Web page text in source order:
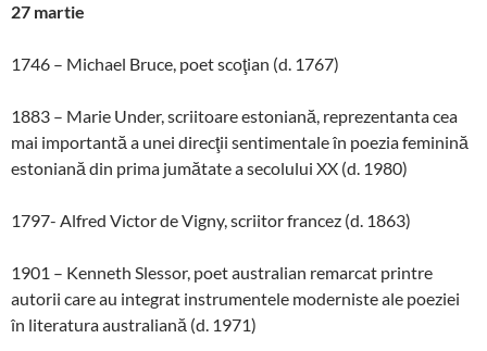
27 martie
1746 – Michael Bruce, poet scoţian (d. 1767)
1883 – Marie Under, scriitoare estoniană, reprezentanta cea
mai importantă a unei direcţii sentimentale în poezia feminină
estoniană din prima jumătate a secolului XX (d. 1980)
1797- Alfred Victor de Vigny, scriitor francez (d. 1863)
1901 – Kenneth Slessor, poet australian remarcat printre
autorii care au integrat instrumentele moderniste ale poeziei
în literatura australiană (d. 1971)